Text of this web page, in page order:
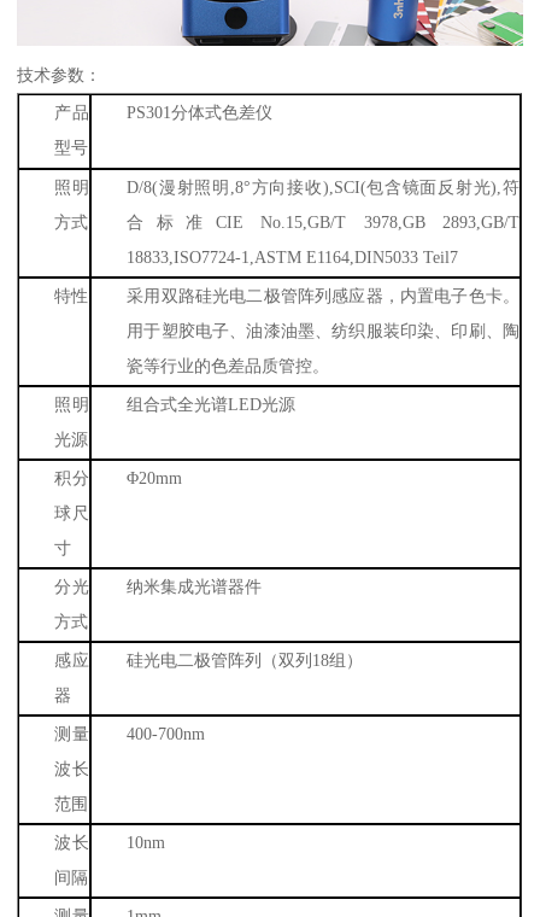
技术参数：
产品
型号
PS301分体式色差仪
照明
方式
D/8(漫射照明 ,8°方向接收),SCI(包含镜面反射光),符
合标准 CIE No.15,GB/T 3978,GB 2893,GB/T
18833,ISO7724-1,ASTM E1164,DIN5033 Teil7
特性
采用双路硅光电二极管阵列感应器，内置电子色卡。
用于塑胶电子、油漆油墨、纺织服装印染、印刷、陶
瓷等行业的色差品质管控。
照明
光源
组合式全光谱LED光源
积分
球尺
寸
Φ20mm
分光
方式
纳米集成光谱器件
感应
器
硅光电二极管阵列（双列 18组）
测量
波长
范围
400-700nm
波长
间隔
10nm